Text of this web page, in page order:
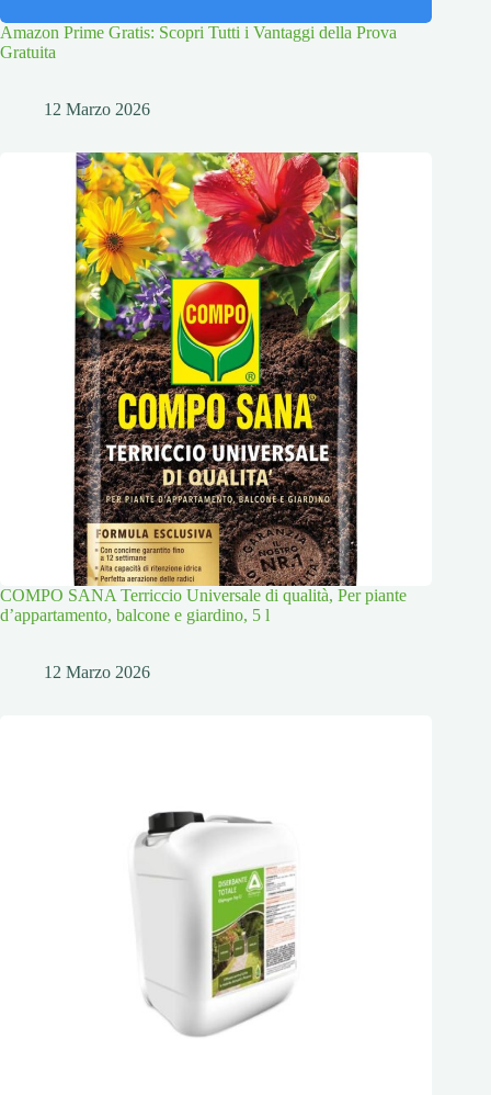
Amazon Prime Gratis: Scopri Tutti i Vantaggi della Prova
Gratuita
12 Marzo 2026
COMPO SANA Terriccio Universale di qualità, Per piante
d’appartamento, balcone e giardino, 5 l
12 Marzo 2026